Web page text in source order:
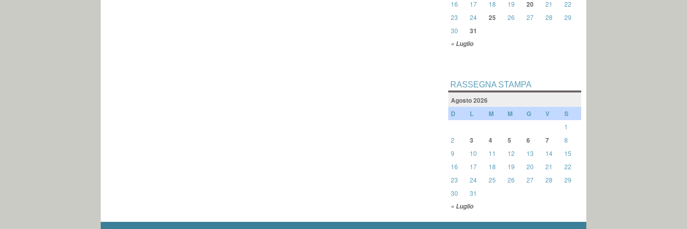
« Luglio
16
17 18 19 20 21
22
23
24 25 26 27 28
29
30
31
RASSEGNA STAMPA
Agosto 2026
D
L M M G V S
« Luglio
1
2
3 4 5 6 7
8
9
10 11 12 13 14
15
16
17 18 19 20 21
22
23
24 25 26 27 28
29
30
31